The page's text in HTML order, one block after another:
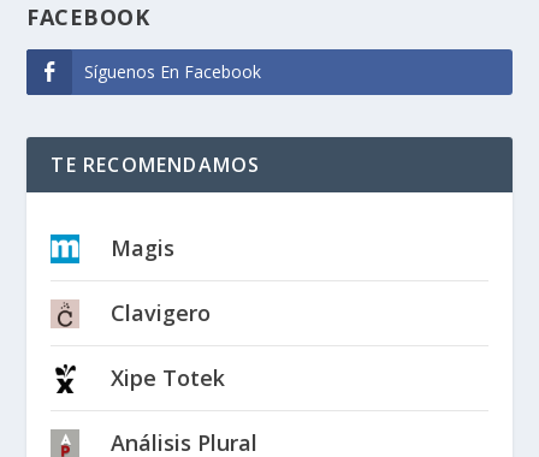
FACEBOOK
Síguenos En Facebook
TE RECOMENDAMOS
Magis
Clavigero
Xipe Totek
Análisis Plural